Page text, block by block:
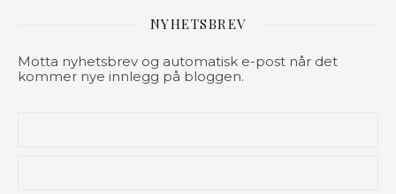
NYHETSBREV
Motta nyhetsbrev og automatisk e-post når det
kommer nye innlegg på bloggen.